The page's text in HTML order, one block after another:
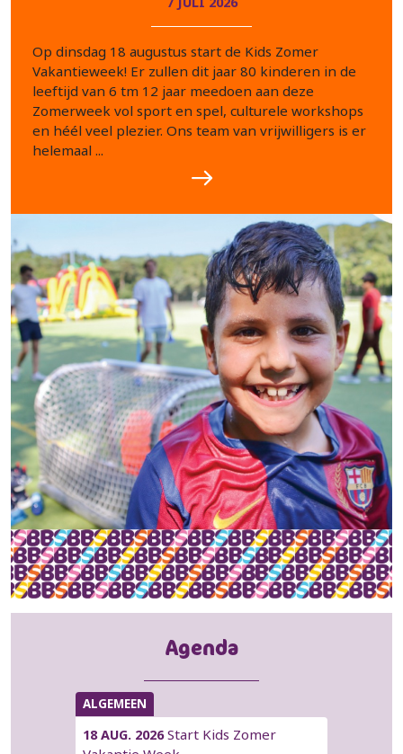
Op dinsdag 18 augustus start de Kids Zomer
Vakantieweek! Er zullen dit jaar 80 kinderen in de
leeftijd van 6 tm 12 jaar meedoen aan deze
Zomerweek vol sport en spel, culturele workshops
en héél veel plezier. Ons team van vrijwilligers is er
helemaal ...
Agenda
ALGEMEEN
18 AUG. 2026 Start Kids Zomer